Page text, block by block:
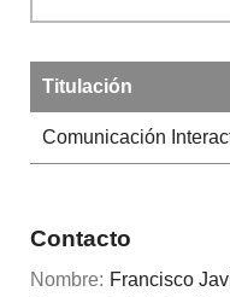
Titulación
Comunicación
Contacto
Nombre: Francisco